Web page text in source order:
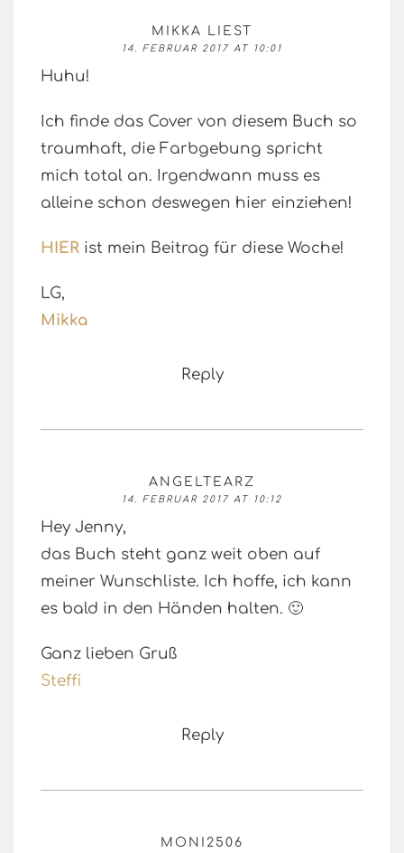
MIKKA LIEST
14. FEBRUAR 2017 AT 10:01
Huhu!
Ich finde das Cover von diesem Buch so
traumhaft, die Farbgebung spricht
mich total an. Irgendwann muss es
alleine schon deswegen hier einziehen!
HIER ist mein Beitrag für diese Woche!
LG,
Mikka
Reply
ANGELTEARZ
14. FEBRUAR 2017 AT 10:12
Hey Jenny,
das Buch steht ganz weit oben auf
meiner Wunschliste. Ich hoffe, ich kann
es bald in den Händen halten. 🙂
Ganz lieben Gruß
Steffi
Reply
MONI2506